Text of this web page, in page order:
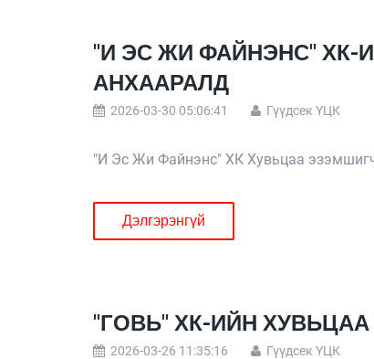
"И ЭС ЖИ ФАЙНЭНС"
АНХААРАЛД
2026-03-30 05:06:41 Гүүдсек ҮЦК
"И Эс Жи Файнэнс" ХК Хувьцаа
Дэлгэрэнгүй
"ГОВЬ" ХК-ИЙН
2026-03-26 11:35:16 Гүүдсек ҮЦК